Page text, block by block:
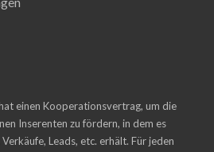
einen Kooperationsvertrag, um die
Inserenten zu fördern, in dem es
Leads, etc. erhält. Für jeden